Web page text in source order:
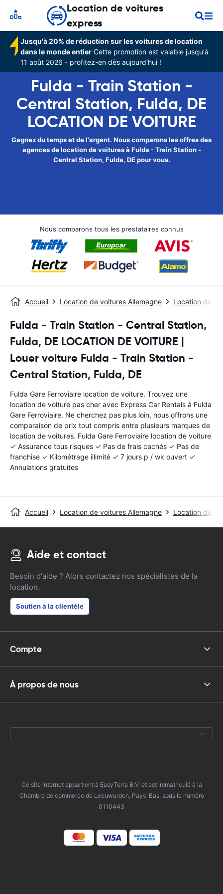
Location de voitures
express
Jusqu'à 20% de réduction sur les voitures de location
dans le monde entier Cette promotion est valable jusqu'à
11 août 2026 - profitez-en dès aujourd'hui !
Fulda - Train Station -
Central Station, Fulda, DE
LOCATION DE VOITURE
Gagnez du temps et de l'argent. Nous comparons les offres des
agences de location de voitures à Fulda - Train Station -
Central Station, Fulda, DE pour vous.
Nous comparons tous les prestataires connus
Accueil Location de voitures Allemagne Location de
Fulda - Train Station - Central Station,
Fulda, DE LOCATION DE VOITURE |
Louer voiture Fulda - Train Station -
Central Station, Fulda, DE
Fulda Gare Ferroviaire location de voiture. Trouvez une
location de voiture pas cher avec Express Car Rentals à Fulda
Gare Ferroviaire. Ne cherchez pas plus loin, nous offrons une
comparaison de prix tout compris entre plusieurs marques de
location de voitures. Fulda Gare Ferroviaire location de voiture
✓ Assurance tous risques ✓ Pas de frais cachés ✓ Pas de
franchise ✓ Kilométrage illimité ✓ 7 jours p / wk ouvert ✓
Annulations gratuites
Accueil Location de voitures Allemagne Location de
Aide et contact
Besoin d'aide ? Alors contactez nos spécialistes de la
location.
Soutien à la clientèle
Compte
À propos de nous
Ce site internet appartient à EasyTerra B.V. et est immatriculé à la
Chambre de commerce de Leeuwarden, Pays-Bas, sous le numéro
0110443